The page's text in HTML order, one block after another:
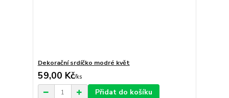
Dekorační srdíčko modré květ
59,00 Kč/ks
Přidat do košíku